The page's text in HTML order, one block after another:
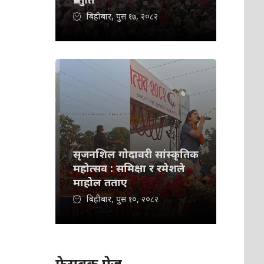
बिहीबार, पुस १७, २०८२
सृजनशिल गोदावरी सांस्कृतिक
महोत्सव : समिक्षा र रमेशले
माहोल तताए
बिहीबार, पुस १०, २०८२